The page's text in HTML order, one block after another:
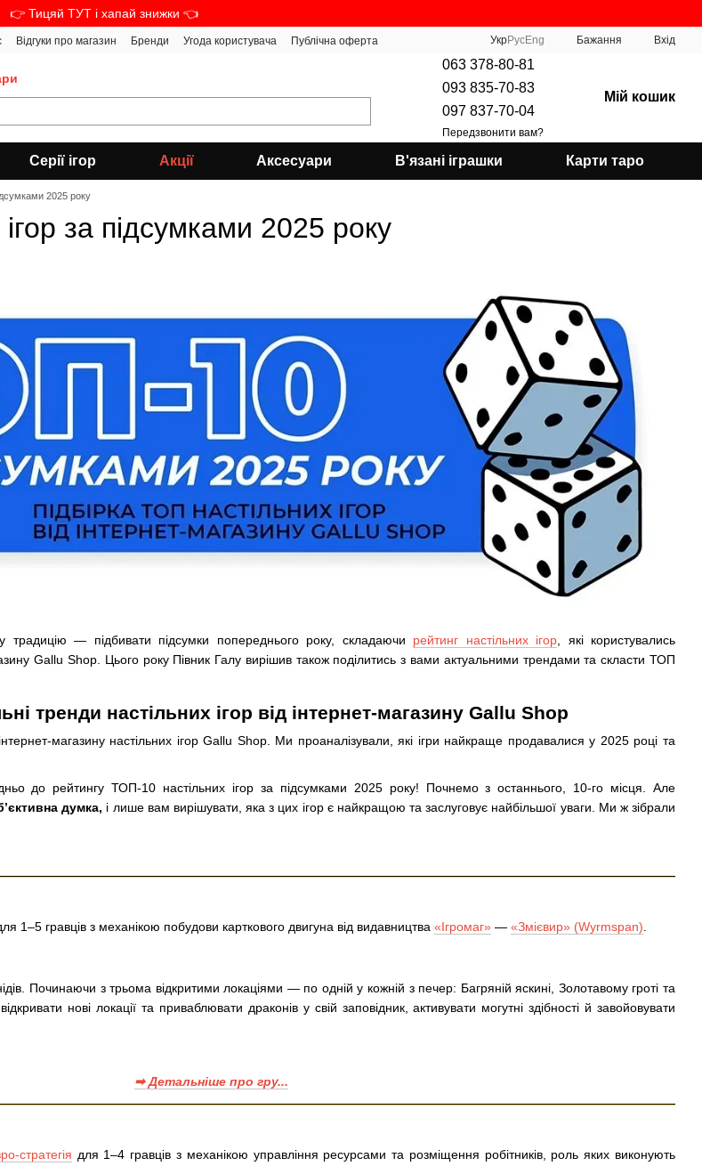
👉 Тицяй ТУТ і хапай знижки 👈
Відгуки про магазин Бренди Угода користувача Публічна оферта УкрРусEng Бажання Вхід
063 378-80-81
093 835-70-83
097 837-70-04
Передзвонити вам?
Мій кошик
Серії ігор Акції Аксесуари В'язані іграшки Карти таро
2025 року
за підсумками 2025 року
традицію — підбивати підсумки попереднього року, складаючи рейтинг настільних ігор, які користувались
Gallu Shop. Цього року Півник Галу вирішив також поділитись з вами актуальними трендами та скласти ТОП
тренди настільних ігор від інтернет-магазину Gallu Shop
магазину настільних ігор Gallu Shop. Ми проаналізували, які ігри найкраще продавалися у 2025 році та
до рейтингу ТОП-10 настільних ігор за підсумками 2025 року! Почнемо з останнього, 10-го місця. Але
думка, і лише вам вирішувати, яка з цих ігор є найкращою та заслуговує найбільшої уваги. Ми ж зібрали
1–5 гравців з механікою побудови карткового двигуна від видавництва «Ігромаг» — «Змієвир» (Wyrmspan)
Починаючи з трьома відкритими локаціями — по одній у кожній з печер: Багряній яскині, Золотавому гроті та
нові локації та приваблювати драконів у свій заповідник, активувати могутні здібності й завойовувати
➡ Детальніше про гру...
стратегія для 1–4 гравців з механікою управління ресурсами та розміщення робітників, роль яких виконують